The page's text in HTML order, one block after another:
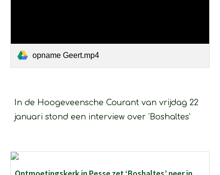
opname Geert.mp4
In de Hoogeveensche Courant van vrijdag 22
januari stond een interview over 'Boshaltes'